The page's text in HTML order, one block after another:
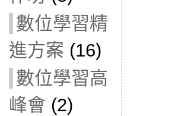
數位學習精
進方案 (16)
數位學習高
峰會 (2)